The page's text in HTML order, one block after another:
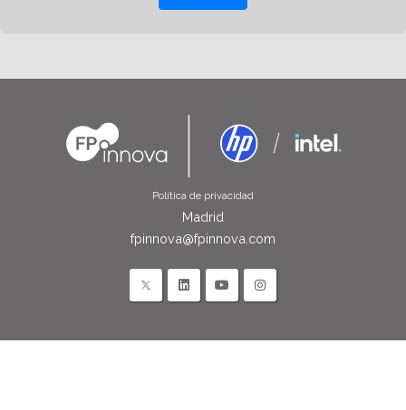
Política de privacidad
Madrid
fpinnova@fpinnova.com